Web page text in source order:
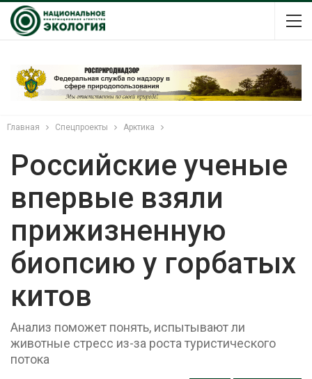
Главная Спецпроекты Арктика
Российские ученые
впервые взяли
прижизненную
биопсию у горбатых
китов
Анализ поможет понять, испытывают ли
животные стресс из-за роста туристического
потока